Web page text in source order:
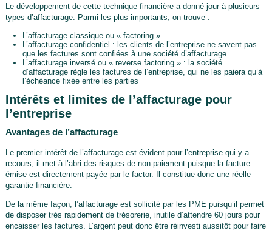
Le développement de cette technique financière a donné jour à plusieurs
types d’affacturage. Parmi les plus importants, on trouve :
L’affacturage classique ou « factoring »
L’affacturage confidentiel : les clients de l’entreprise ne savent pas
que les factures sont confiées à une société d’affacturage
L’affacturage inversé ou « reverse factoring » : la société
d’affacturage règle les factures de l’entreprise, qui ne les paiera qu’à
l’échéance fixée entre les parties
Intérêts et limites de l’affacturage pour
l’entreprise
Avantages de l’affacturage
Le premier intérêt de l’affacturage est évident pour l’entreprise qui y a
recours, il met à l’abri des risques de non-paiement puisque la facture
émise est directement payée par le factor. Il constitue donc une réelle
garantie financière.
De la même façon, l’affacturage est sollicité par les PME puisqu’il permet
de disposer très rapidement de trésorerie, inutile d’attendre 60 jours pour
encaisser les factures. L’argent peut donc être réinvesti aussitôt pour faire